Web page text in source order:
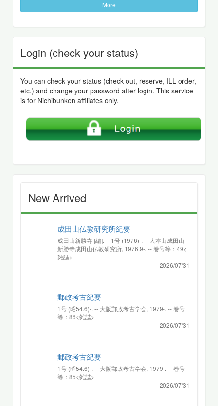
More
Login (check your status)
You can check your status (check out, reserve, ILL order,
etc.) and change your password after login. This service
is for Nichibunken affiliates only.
New Arrived
成田山仏教研究所紀要
成田山新勝寺 [編]. -- 1号 (1976)-. -- 大本山成田山
新勝寺成田山仏教研究所, 1976.9-. -- 巻号等：49<
雑誌>
2026/07/31
郵政考古紀要
1号 (昭54.6)-. -- 大阪郵政考古学会, 1979-. -- 巻号
等：86<雑誌>
2026/07/31
郵政考古紀要
1号 (昭54.6)-. -- 大阪郵政考古学会, 1979-. -- 巻号
等：85<雑誌>
2026/07/31